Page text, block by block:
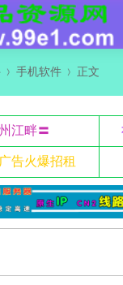
手机软件 正文
江畔〓
告火爆招租